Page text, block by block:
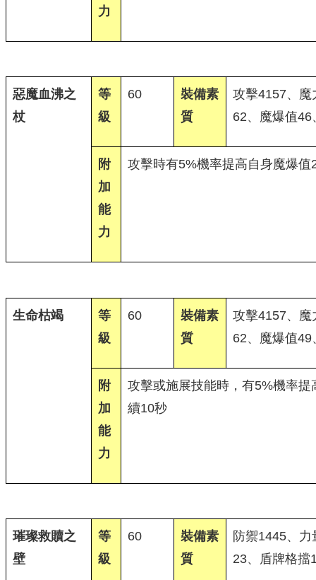
力
惡魔血沸之
杖
等
級
60
裝備素
質
攻擊4157、魔
62、魔爆值
附
加
能
力
攻擊時有5%機率提高自身魔爆值
生命枯竭
等
級
60
裝備素
質
攻擊4157、魔
62、魔爆值49
附
加
能
力
攻擊或施展技能時，有5%機率
續10秒
璀璨救贖之
壁
等
級
60
裝備素
質
防禦1445、
23、盾牌格擋